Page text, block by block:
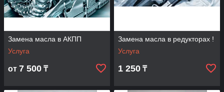
Замена масла в АКПП
Услуга
от 7 500 ₸
Замена масла в редукторах !
Услуга
1 250 ₸